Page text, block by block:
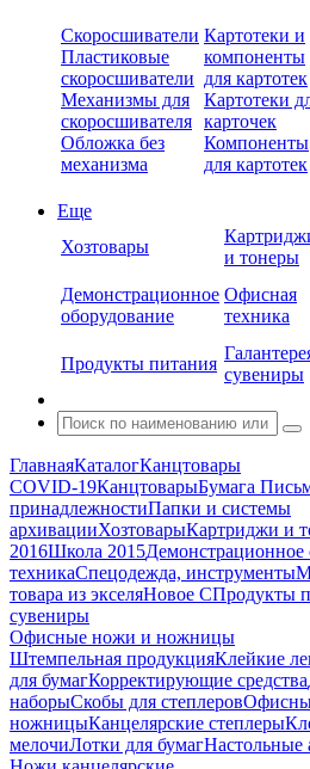
Скоросшиватели
Пластиковые
скоросшиватели
Механизмы для
скоросшивателя
Обложка без
механизма
Картотеки и
компоненты
для картотек
Картотеки
карточек
Компоненты
для картотек
Еще
Хозтовары
и тонеры
Демонстрационное
оборудование
Офисная
техника
Продукты питания
сувениры
ГлавнаяКаталогКанцтовары
COVID-19КанцтоварыБумага
принадлежностиПапки и системы
архивацииХозтоварыКартриджи и
2016Школа 2015Демонстрационное
техникаСпецодежда, инструменты
товара из экселяНовое СПродукты
сувениры
Офисные ножи и ножницы
Штемпельная продукцияКлейкие
для бумагКорректирующие средства
наборыСкобы для степлеров
ножницыКанцелярские степлеры
мелочиЛотки для бумагНастольные